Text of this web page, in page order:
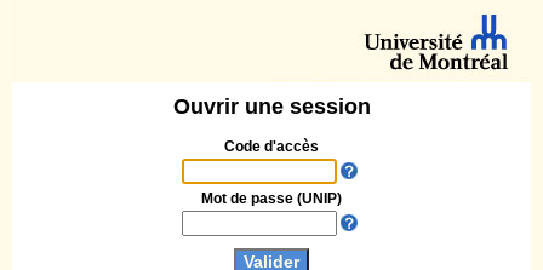
Ouvrir une session
Code d'accès
Mot de passe (UNIP)